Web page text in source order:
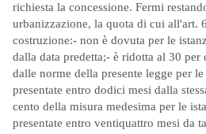
richiesta la concessione. Fermi
urbanizzazione, la quota di cui all'art.
costruzione:- non è dovuta per le
dalla data predetta;- è ridotta al 30 per
dalle norme della presente legge per
presentate entro dodici mesi dalla
cento della misura medesima per le
presentate entro ventiquattro mesi da